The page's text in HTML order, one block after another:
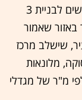
ממכרזי הדגל של קרקעות המדינה - 3 מגרשים לבניית 3
באזור שאמור
שישלב מרכז
מלונאות
מ"ר של מגדלי